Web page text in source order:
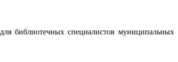
библиотечных специалистов муниципальных